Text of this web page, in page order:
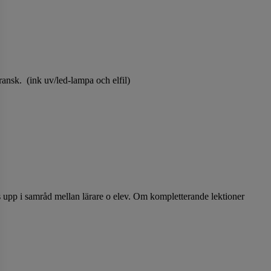
(ink uv/led-lampa och elfil)
i samråd mellan lärare o elev. Om kompletterande lektioner